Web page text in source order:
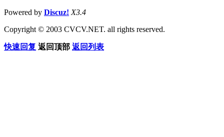
Powered by Discuz! X3.4
Copyright © 2003 CVCV.NET. all rights reserved.
快速回复 返回顶部 返回列表